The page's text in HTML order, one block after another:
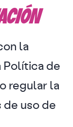
la
Política de
regular la
uso de